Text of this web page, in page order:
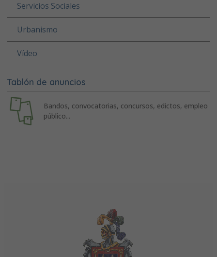
Servicios Sociales
Urbanismo
Vídeo
Tablón de anuncios
Bandos, convocatorias, concursos, edictos, empleo
público...